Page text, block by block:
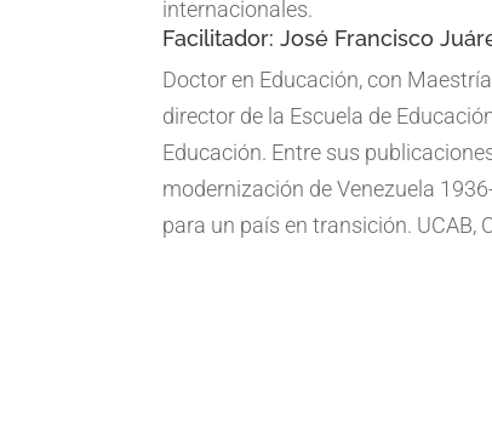
internacionales.
Facilitador: José Francisco
Doctor en Educación, con
director de la Escuela de
Educación. Entre sus
modernización de Venezuela
para un país en transición. UCAB,